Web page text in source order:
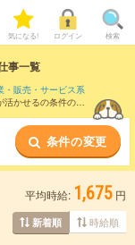
気になる! ログイン 検索
事一覧
・販売・サービス系
活かせるの条件の他
条件の変更
平均時給: 1,675 円
新着順 時給順